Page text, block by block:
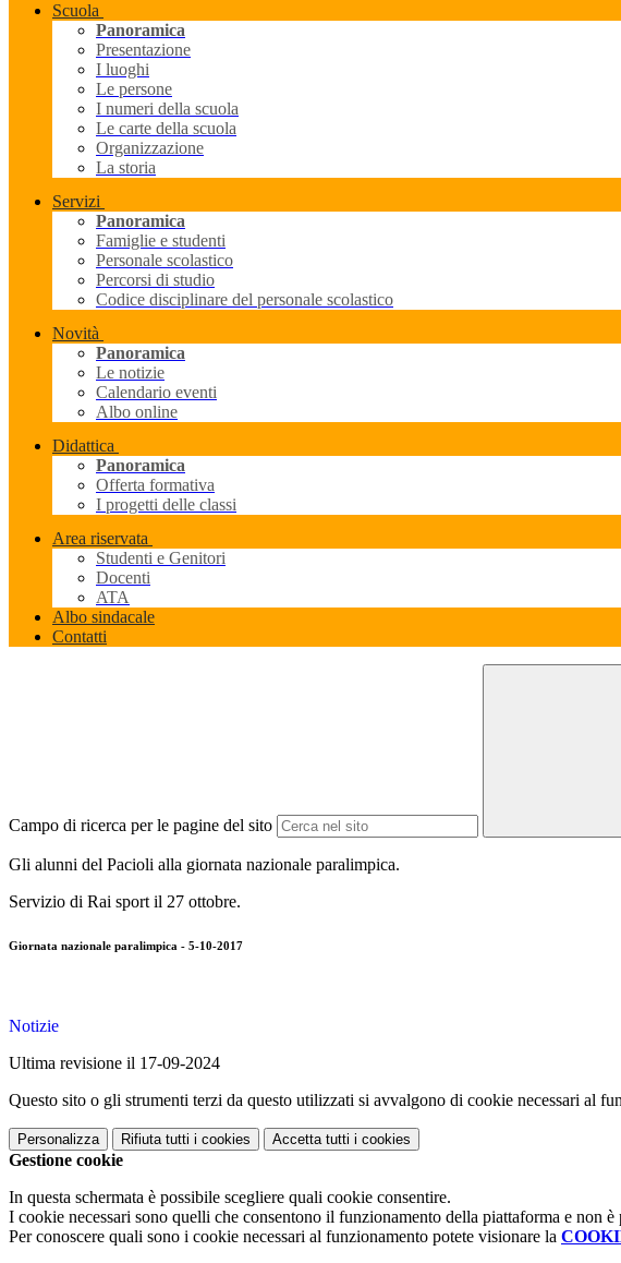
Scuola
Panoramica
Presentazione
I luoghi
Le persone
I numeri della scuola
Le carte della scuola
Organizzazione
La storia
Servizi
Panoramica
Famiglie e studenti
Personale scolastico
Percorsi di studio
Codice disciplinare del personale scolastico
Novità
Panoramica
Le notizie
Calendario eventi
Albo online
Didattica
Panoramica
Offerta formativa
I progetti delle classi
Area riservata
Studenti e Genitori
Docenti
ATA
Albo sindacale
Contatti
Campo di ricerca per le pagine del sito
Gli alunni del Pacioli alla giornata nazionale paralimpica.
Servizio di Rai sport il 27 ottobre.
Giornata nazionale paralimpica - 5-10-2017
Notizie
Ultima revisione il 17-09-2024
Questo sito o gli strumenti terzi da questo utilizzati si avvalgono di cookie necessari al
Personalizza Rifiuta tutti i cookies Accetta tutti i cookies
Gestione cookie
In questa schermata è possibile scegliere quali cookie consentire.
I cookie necessari sono quelli che consentono il funzionamento della piattaforma e non
Per conoscere quali sono i cookie necessari al funzionamento potete visionare la